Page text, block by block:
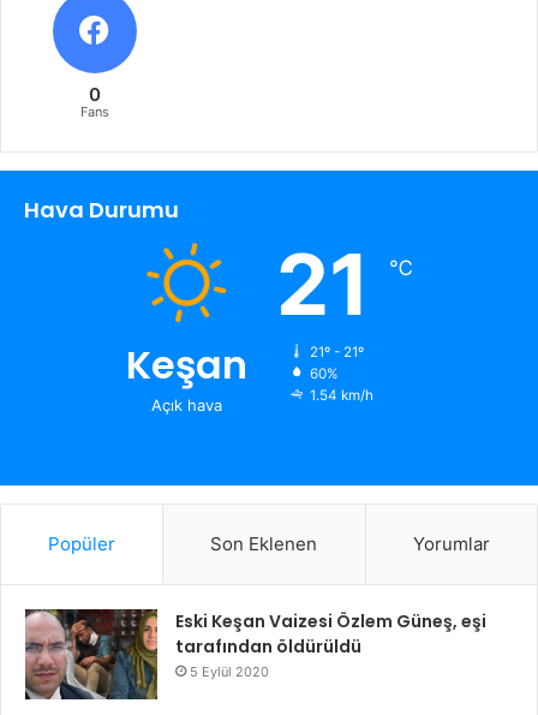
0
Fans
Hava Durumu
Keşan
Açık hava
21 ℃
21º - 21º
60%
1.54 km/h
Popüler Son Eklenen Yorumlar
Eski Keşan Vaizesi Özlem Güneş, eşi
tarafından öldürüldü
5 Eylül 2020